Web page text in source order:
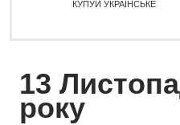
КУПУЙ УКРАЇНСЬКЕ
13
року